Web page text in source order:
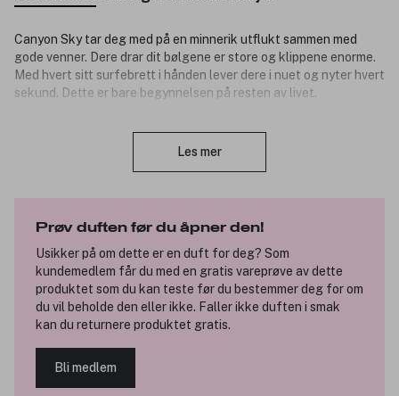
Canyon Sky tar deg med på en minnerik utflukt sammen med
gode venner. Dere drar dit bølgene er store og klippene enorme.
Med hvert sitt surfebrett i hånden lever dere i nuet og nyter hvert
sekund. Dette er bare begynnelsen på resten av livet.
duftfamilen, og har noter som blodappelsin, einebær og
Toppnote: Mandarin, blodappelsin, Havsalt.
Hjertenote: Einebær, Yuzu, Geranium.
Bunnote: Mose, Indisk sandeltre, Palo Santo.
Produktnummer:3259866
Les mer
Prøv duften før du åpner den!
Usikker på om dette er en duft for deg? Som
kundemedlem får du med en gratis vareprøve av dette
produktet som du kan teste før du bestemmer deg for om
du vil beholde den eller ikke. Faller ikke duften i smak
kan du returnere produktet gratis.
Bli medlem